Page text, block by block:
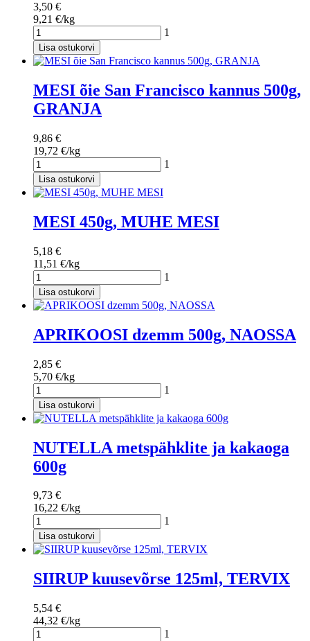
3,50 €
9,21 €/kg
1
Lisa ostukorvi
MESI õie San Francisco kannus 500g,
GRANJA
9,86 €
19,72 €/kg
1
Lisa ostukorvi
MESI 450g, MUHE MESI
5,18 €
11,51 €/kg
1
Lisa ostukorvi
APRIKOOSI dzemm 500g, NAOSSA
2,85 €
5,70 €/kg
1
Lisa ostukorvi
NUTELLA metspähklite ja kakaoga
600g
9,73 €
16,22 €/kg
1
Lisa ostukorvi
SIIRUP kuusevõrse 125ml, TERVIX
5,54 €
44,32 €/kg
1